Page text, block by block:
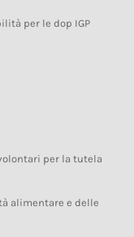
per le dop IGP
per la tutela
alimentare e delle